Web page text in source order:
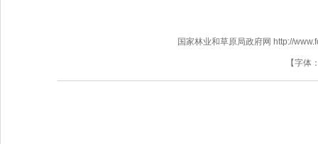
国家林业和草原局政府网 http://
【字体